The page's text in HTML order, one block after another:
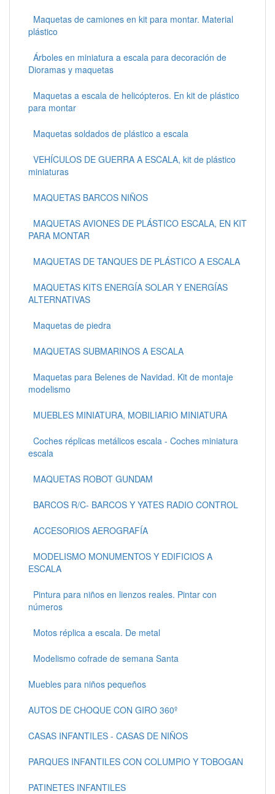
Maquetas de camiones en kit para montar. Material
plástico
Árboles en miniatura a escala para decoración de
Dioramas y maquetas
Maquetas a escala de helicópteros. En kit de plástico
para montar
Maquetas soldados de plástico a escala
VEHÍCULOS DE GUERRA A ESCALA, kit de plástico
miniaturas
MAQUETAS BARCOS NIÑOS
MAQUETAS AVIONES DE PLÁSTICO ESCALA, EN KIT
PARA MONTAR
MAQUETAS DE TANQUES DE PLÁSTICO A ESCALA
MAQUETAS KITS ENERGÍA SOLAR Y ENERGÍAS
ALTERNATIVAS
Maquetas de piedra
MAQUETAS SUBMARINOS A ESCALA
Maquetas para Belenes de Navidad. Kit de montaje
modelismo
MUEBLES MINIATURA, MOBILIARIO MINIATURA
Coches réplicas metálicos escala - Coches miniatura
escala
MAQUETAS ROBOT GUNDAM
BARCOS R/C- BARCOS Y YATES RADIO CONTROL
ACCESORIOS AEROGRAFÍA
MODELISMO MONUMENTOS Y EDIFICIOS A
ESCALA
Pintura para niños en lienzos reales. Pintar con
números
Motos réplica a escala. De metal
Modelismo cofrade de semana Santa
Muebles para niños pequeños
AUTOS DE CHOQUE CON GIRO 360º
CASAS INFANTILES - CASAS DE NIÑOS
PARQUES INFANTILES CON COLUMPIO Y TOBOGAN
PATINETES INFANTILES